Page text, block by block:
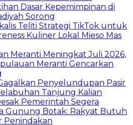
Dasar Kepemimpinan di
Sorong
Teliti Strategi TikTok untuk
Kuliner Lokal Mieso Mas
Meranti Meningkat Juli 2026,
Meranti Gencarkan
Penyelundupan Pasir
Tanjung Kalian
Pemerintah Segera
Gunung Botak: Rakyat Butuh
Penindakan